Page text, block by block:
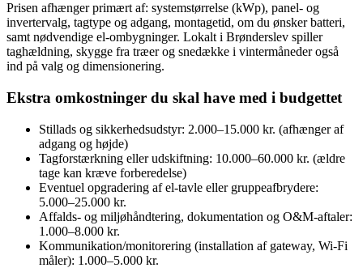
Prisen afhænger primært af: systemstørrelse (kWp), panel‑ og
invertervalg, tagtype og adgang, montagetid, om du ønsker batteri,
samt nødvendige el‑ombygninger. Lokalt i Brønderslev spiller
taghældning, skygge fra træer og snedække i vintermåneder også
ind på valg og dimensionering.
Ekstra omkostninger du skal have med i budgettet
Stillads og sikkerhedsudstyr: 2.000–15.000 kr. (afhænger af
adgang og højde)
Tagforstærkning eller udskiftning: 10.000–60.000 kr. (ældre
tage kan kræve forberedelse)
Eventuel opgradering af el‑tavle eller gruppeafbrydere:
5.000–25.000 kr.
Affalds‑ og miljøhåndtering, dokumentation og O&M‑aftaler:
1.000–8.000 kr.
Kommunikation/monitorering (installation af gateway, Wi‑Fi
måler): 1.000–5.000 kr.